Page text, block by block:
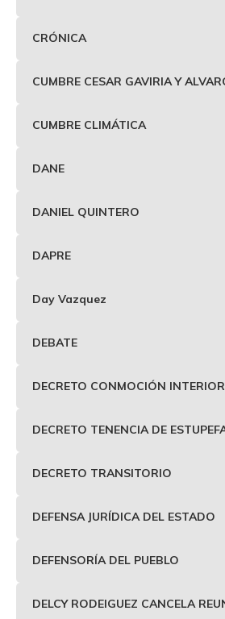
CRÓNICA
CUMBRE CESAR GAVIRIA Y
CUMBRE CLIMÁTICA
DANE
DANIEL QUINTERO
DAPRE
Day Vazquez
DEBATE
DECRETO CONMOCIÓN INTERIOR
DECRETO TENENCIA DE
DECRETO TRANSITORIO
DEFENSA JURÍDICA DEL ESTADO
DEFENSORÍA DEL PUEBLO
DELCY RODEIGUEZ CANCELA